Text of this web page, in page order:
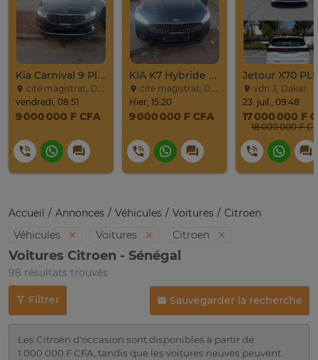
Kia Carnival 9 Places
cité magistrat, Dakar
vendredi, 08:51
9 000 000 F CFA
KIA K7 Hybride Full 2017
cité magistrat, Dakar
Hier, 15:20
9 000 000 F CFA
vdn 3, Dakar
23. juil., 09:48
17 000 000 F
18 000 000 F
Accueil Annonces Véhicules Voitures
Citroen
Véhicules
Voitures Citroen
Voitures Citroen - Sénégal
98 résultats trouvés
Filtrer Sauvegarder la recherche
Les Citroën d'occasion sont disponibles à partir de
1 000 000 F CFA, tandis que les voitures neuves peuvent